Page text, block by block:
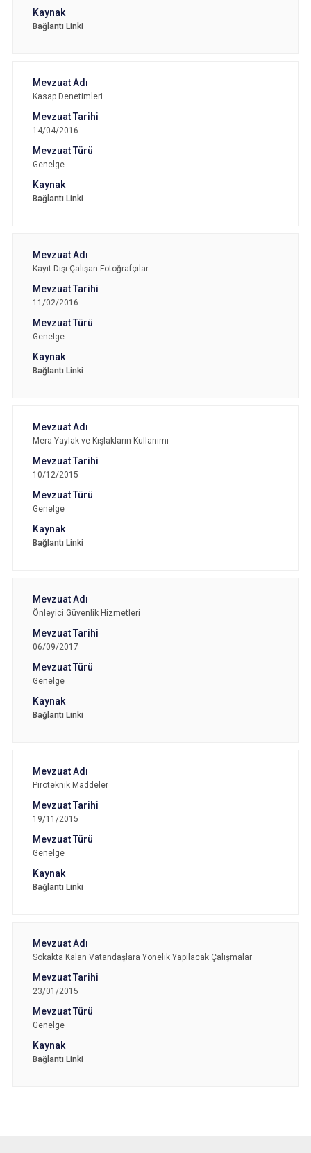
Bağlantı Linki
Kasap Denetimleri
14/04/2016
Genelge
Bağlantı Linki
Kayıt Dışı Çalışan Fotoğrafçılar
11/02/2016
Genelge
Bağlantı Linki
Mera Yaylak ve Kışlakların Kullanımı
10/12/2015
Genelge
Bağlantı Linki
Önleyici Güvenlik Hizmetleri
06/09/2017
Genelge
Bağlantı Linki
Piroteknik Maddeler
19/11/2015
Genelge
Bağlantı Linki
Sokakta Kalan Vatandaşlara Yönelik Yapılacak Çalışmalar
23/01/2015
Genelge
Bağlantı Linki